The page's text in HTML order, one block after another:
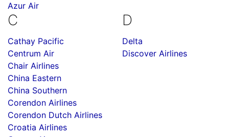
Azur Air
C
Cathay Pacific
Centrum Air
Chair Airlines
China Eastern
China Southern
Corendon Airlines
Corendon Dutch Airlines
Croatia Airlines
D
Delta
Discover Airlines